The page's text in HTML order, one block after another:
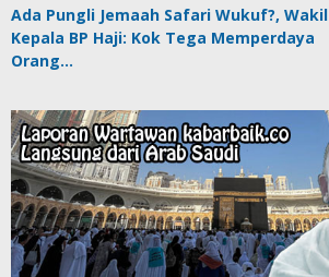
Ada Pungli Jemaah Safari Wukuf?, Wakil
Kepala BP Haji: Kok Tega Memperdaya
Orang…